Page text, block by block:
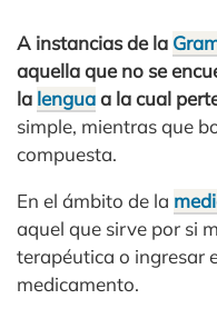
A instancias de la
aquella que no se
la lenguaa la cual
simple, mientras que
compuesta.
En el ámbito de la
aquel que sirve por si
terapéutica o ingresar
medicamento.